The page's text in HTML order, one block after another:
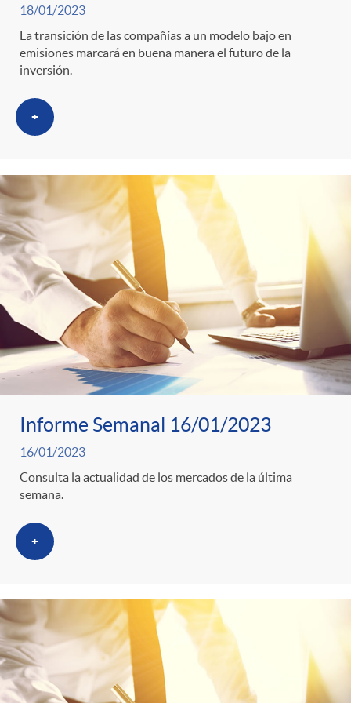
e
g
r
i
a
s
18/01/2023
La transición de las compañías a un modelo bajo en
emisiones marcará en buena manera el futuro de la
inversión.
+
Informe Semanal 16/01/2023
16/01/2023
Consulta la actualidad de los mercados de la última
semana.
+